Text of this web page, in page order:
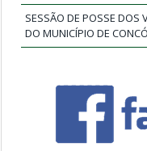
SESSÃO DE POSSE DOS
DO MUNICÍPIO DE